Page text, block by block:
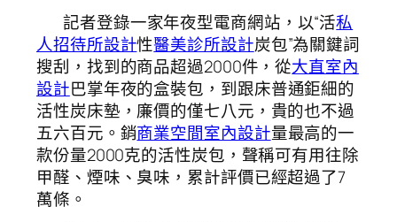
記者登錄一家年夜型電商網站，以“活私
人招待所設計性醫美診所設計炭包”為關鍵詞
搜刮，找到的商品超過2000件，從大直室內
設計巴掌年夜的盒裝包，到跟床普通鉅細的
活性炭床墊，廉價的僅七八元，貴的也不過
五六百元。銷商業空間室內設計量最高的一
款份量2000克的活性炭包，聲稱可有用往除
甲醛、煙味、臭味，累計評價已經超過了7
萬條。